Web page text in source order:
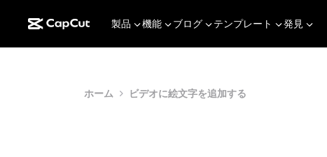
製品 機能 ブログ テンプレート 発見
ホーム ビデオに絵文字を追加する